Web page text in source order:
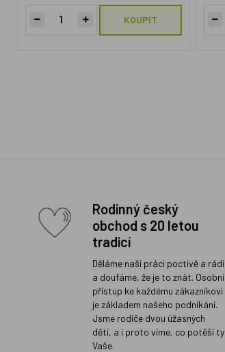
KOUPIT
Rodinný český
obchod s 20 letou
tradicí
Děláme naši práci poctivě a rádi
a doufáme, že je to znát. Osobní
přístup ke každému zákazníkovi
je základem našeho podnikání.
Jsme rodiče dvou úžasných
dětí, a i proto víme, co potěší ty
Vaše.